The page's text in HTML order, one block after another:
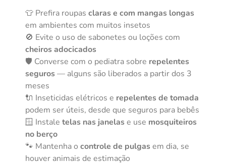
👕 Prefira roupas claras e com mangas longas
em ambientes com muitos insetos
🚫 Evite o uso de sabonetes ou loções com
cheiros adocicados
🛡️ Converse com o pediatra sobre repelentes
seguros— alguns são liberados a partir dos 3
meses
🔌 Inseticidas elétricos e repelentes de tomada
podem ser úteis, desde que seguros para bebês
🪟 Instale telas nas janelase use mosquiteiros
no berço
🐾 Mantenha o controle de pulgasem dia, se
houver animais de estimação